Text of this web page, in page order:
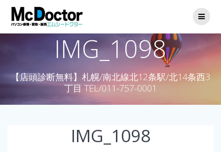
IMG_1098
【店頭診断無料】札幌/南北線北12条駅/北14条西3
丁目 TEL/011-757-0001
IMG_1098